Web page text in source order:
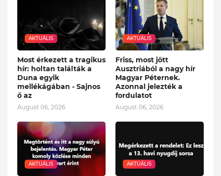
AKTUÁLIS
Most érkezett a tragikus
hír: holtan találták a
Duna egyik
mellékágában - Sajnos
ő az
August 06, 2026
AKTUÁLIS
Friss, most jött
Ausztriából a nagy hír
Magyar Péternek.
Azonnal jelezték a
fordulatot
August 06, 2026
AKTUÁLIS AKTUÁLIS